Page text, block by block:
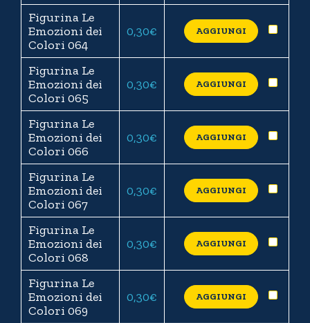
Figurina Le
Emozioni dei
Colori 064
0,30€ AGGIUNGI
Figurina Le
Emozioni dei
Colori 065
0,30€ AGGIUNGI
Figurina Le
Emozioni dei
Colori 066
0,30€ AGGIUNGI
Figurina Le
Emozioni dei
Colori 067
0,30€ AGGIUNGI
Figurina Le
Emozioni dei
Colori 068
0,30€ AGGIUNGI
Figurina Le
Emozioni dei
Colori 069
0,30€ AGGIUNGI